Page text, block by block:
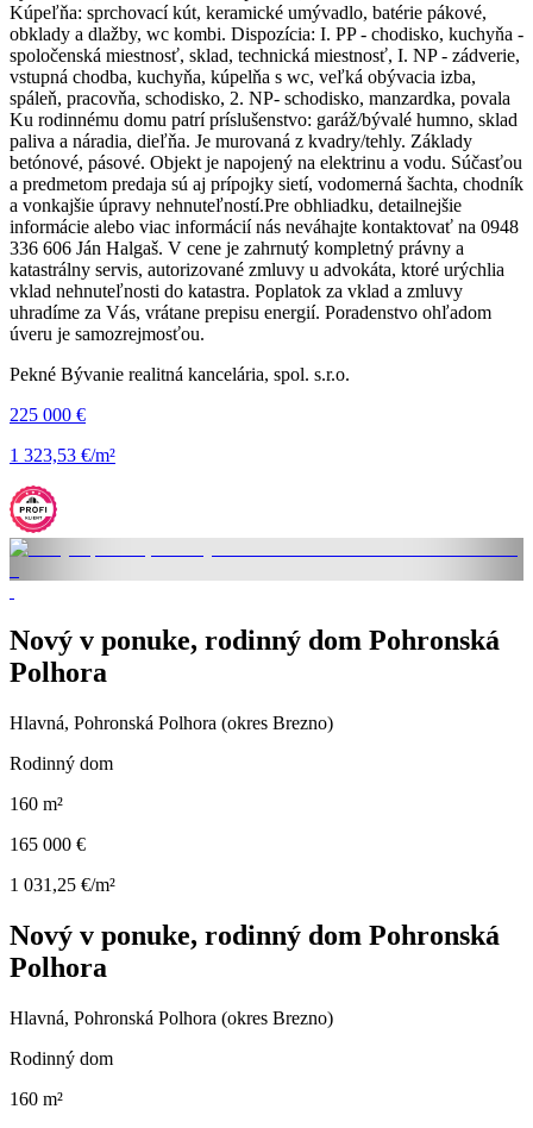
Kúpeľňa: sprchovací kút, keramické umývadlo, batérie pákové,
obklady a dlažby, wc kombi. Dispozícia: I. PP - chodisko, kuchyňa -
spoločenská miestnosť, sklad, technická miestnosť, I. NP - zádverie,
vstupná chodba, kuchyňa, kúpelňa s wc, veľká obývacia izba,
spáleň, pracovňa, schodisko, 2. NP- schodisko, manzardka, povala
Ku rodinnému domu patrí príslušenstvo: garáž/bývalé humno, sklad
paliva a náradia, dieľňa. Je murovaná z kvadry/tehly. Základy
betónové, pásové. Objekt je napojený na elektrinu a vodu. Súčasťou
a predmetom predaja sú aj prípojky sietí, vodomerná šachta, chodník
a vonkajšie úpravy nehnuteľností. ​Pre obhliadku, detailnejšie
informácie alebo viac informácií nás neváhajte kontaktovať na 0948
336 606 Ján Halgaš. V cene je zahrnutý kompletný právny a
katastrálny servis, autorizované zmluvy u advokáta, ktoré urýchlia
vklad nehnuteľnosti do katastra. Poplatok za vklad a zmluvy
uhradíme za Vás, vrátane prepisu energií. Poradenstvo ohľadom
úveru je samozrejmosťou.
Pekné Bývanie realitná kancelária, spol. s.r.o.
225 000 €
1 323,53 €/m²
Nový v ponuke, rodinný dom Pohronská
Polhora
Hlavná, Pohronská Polhora (okres Brezno)
Rodinný dom
160 m²
165 000 €
1 031,25 €/m²
Nový v ponuke, rodinný dom Pohronská
Polhora
Hlavná, Pohronská Polhora (okres Brezno)
Rodinný dom
160 m²